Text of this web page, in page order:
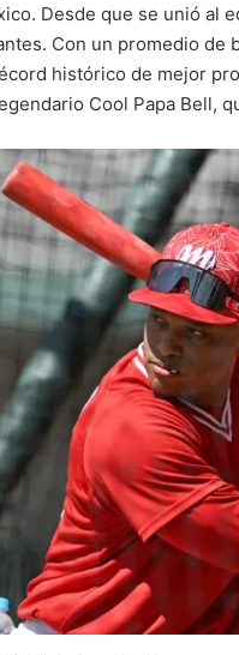
Desde que se unió al
Con un promedio de
histórico de mejor
Cool Papa Bell,